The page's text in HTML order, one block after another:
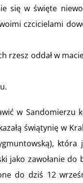
się w święte
czcicielami
rzesz oddał w
w Sandomierzu
świątynię w
która
jako zawołanie do
do dziś 12